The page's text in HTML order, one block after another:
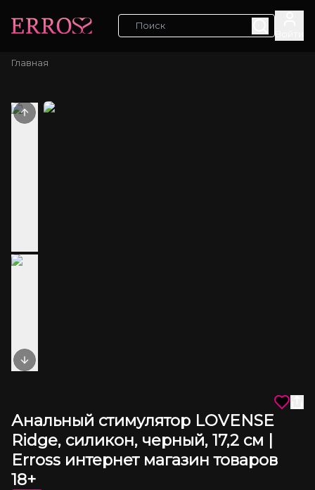
Главная
Previous slide
Next slide
Анальный стимулятор LOVENSE
Ridge, силикон, черный, 17,2 см |
Erross интернет магазин товаров
18+